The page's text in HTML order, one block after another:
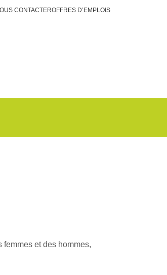
CONTACTEROFFRES D’EMPLOIS
et des hommes,